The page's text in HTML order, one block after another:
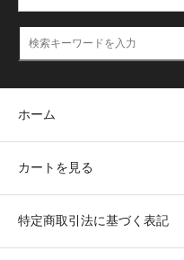
ホーム
カートを見る
特定商取引法に基づく表記